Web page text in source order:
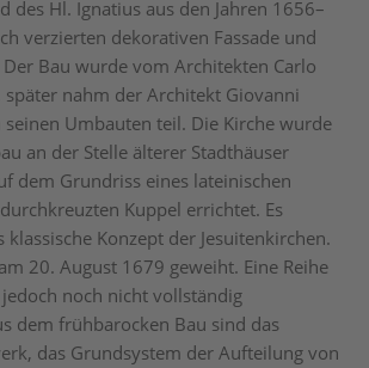
des Hl. Ignatius aus den Jahren 1656–
verzierten dekorativen Fassade und
Bau wurde vom Architekten Carlo
später nahm der Architekt Giovanni
Umbauten teil. Die Kirche wurde
an der Stelle älterer Stadthäuser
dem Grundriss eines lateinischen
Kuppel errichtet. Es
Konzept der Jesuitenkirchen.
20. August 1679 geweiht. Eine Reihe
noch nicht vollständig
dem frühbarocken Bau sind das
das Grundsystem der Aufteilung von